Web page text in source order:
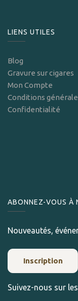
LIENS UTILES
Blog
Gravure sur cigares
Mon Compte
Conditions
Confidentialité
ABONNEZ-VOUS À
Nouveautés,
Inscription
Suivez-nous sur